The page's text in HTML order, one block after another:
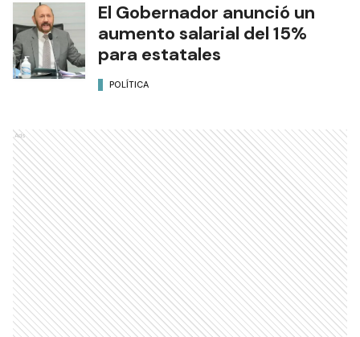
El Gobernador anunció un
aumento salarial del 15%
para estatales
POLÍTICA
Ads